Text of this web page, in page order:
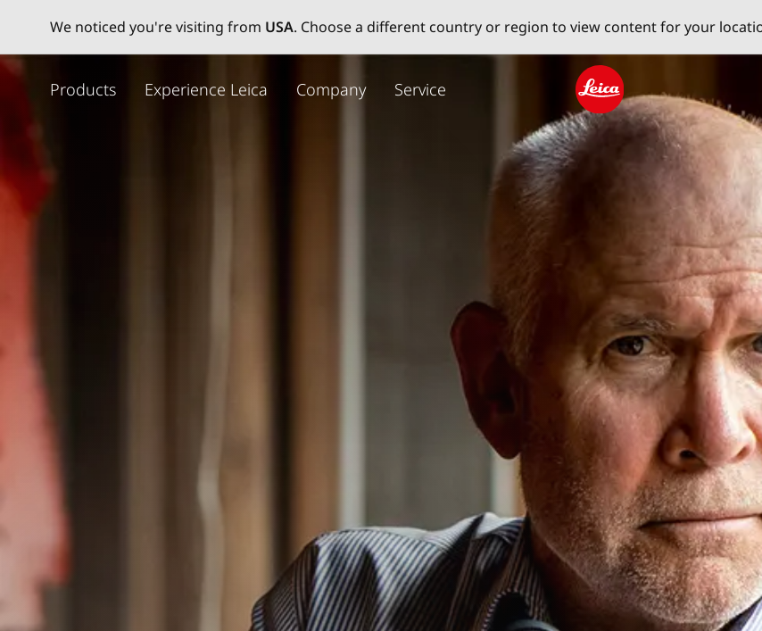
We noticed you're visiting from USA. Choose a different country or region to view content for your
メ
Products Experience Leica Company Service
Leica logo - Home